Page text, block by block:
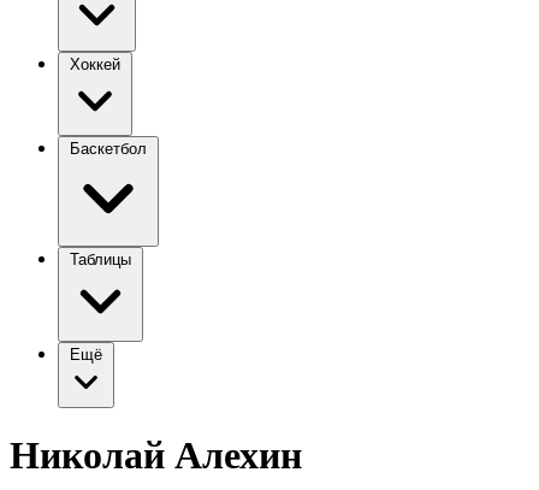
Хоккей
Баскетбол
Таблицы
Ещё
Николай Алехин